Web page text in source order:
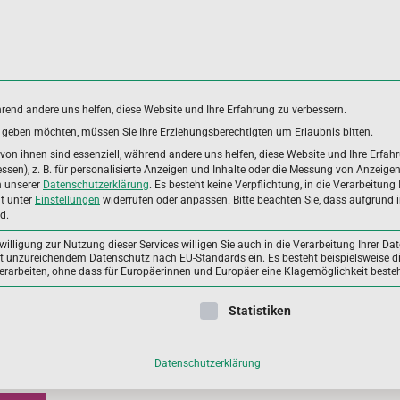
ANWENDERGRUPPEN
von Omega-3-Fettsäuren für geistige Fitness im
Alzheimertag“ am 21. September macht weltweit auf die
und eine ausgewogen
andere uns helfen, diese Website und Ihre Erfahrung zu verbessern.
möchten, müssen Sie Ihre Erziehungsberechtigten um Erlaubnis bitten.
ihnen sind essenziell, während andere uns helfen, diese Website und Ihre
z. B. für personalisierte Anzeigen und Inhalte oder die Messung von
unserer Datenschutzerklärung. Es besteht keine Verpflichtung, in die Verarbeitung
unter Einstellungen widerrufen oder anpassen. Bitte beachten Sie, dass aufgrund
zur Nutzung dieser Services willigen Sie auch in die Verarbeitung Ihrer
Datenschutz nach EU-Standards ein. Es besteht beispielsweise
ohne dass für Europäerinnen und Europäer eine Klagemöglichkeit
erteilt werden kann. Die erste Service-Gruppe ist essenziell
Statistiken
Datenschutzerklärung